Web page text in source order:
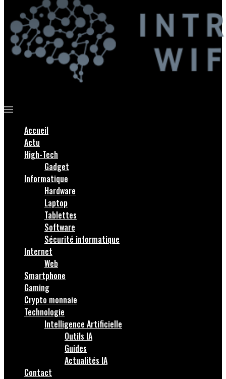
Accueil
Actu
High-Tech
Gadget
Informatique
Hardware
Laptop
Tablettes
Software
Sécurité informatique
Internet
Web
Smartphone
Gaming
Crypto monnaie
Technologie
Intelligence Artificielle
Outils IA
Guides
Actualités IA
Contact